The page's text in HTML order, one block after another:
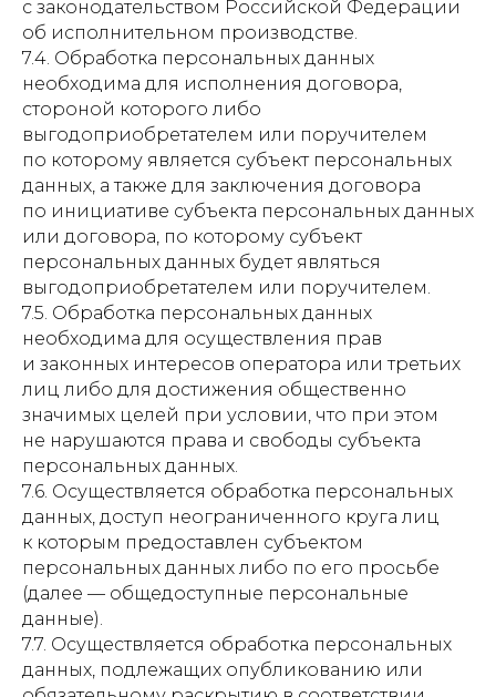
с законодательством Российской Федерации
об исполнительном производстве.
7.4. Обработка персональных данных
необходима для исполнения договора,
стороной которого либо
выгодоприобретателем или поручителем
по которому является субъект персональных
данных, а также для заключения договора
по инициативе субъекта персональных данных
или договора, по которому субъект
персональных данных будет являться
выгодоприобретателем или поручителем.
7.5. Обработка персональных данных
необходима для осуществления прав
и законных интересов оператора или третьих
лиц либо для достижения общественно
значимых целей при условии, что при этом
не нарушаются права и свободы субъекта
персональных данных.
7.6. Осуществляется обработка персональных
данных, доступ неограниченного круга лиц
к которым предоставлен субъектом
персональных данных либо по его просьбе
(далее — общедоступные персональные
данные).
7.7. Осуществляется обработка персональных
данных, подлежащих опубликованию или